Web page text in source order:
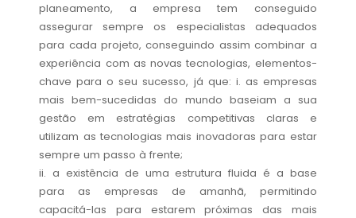
planeamento, a empresa tem conseguido
assegurar sempre os especialistas adequados
para cada projeto, conseguindo assim combinar a
experiência com as novas tecnologias, elementos-
chave para o seu sucesso, já que: i. as empresas
mais bem-sucedidas do mundo baseiam a sua
gestão em estratégias competitivas claras e
utilizam as tecnologias mais inovadoras para estar
sempre um passo à frente;
ii. a existência de uma estrutura fluida é a base
para as empresas de amanhã, permitindo
capacitá-las para estarem próximas das mais